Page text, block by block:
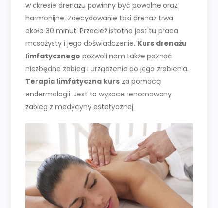
w okresie drenażu powinny być powolne oraz
harmonijne. Zdecydowanie taki drenaż trwa
około 30 minut. Przecież istotna jest tu praca
masażysty i jego doświadczenie. Kurs drenażu
limfatycznego pozwoli nam także poznać
niezbędne zabieg i urządzenia do jego zrobienia.
Terapia limfatyczna kurs za pomocą
endermologii. Jest to wysoce renomowany
zabieg z medycyny estetycznej.